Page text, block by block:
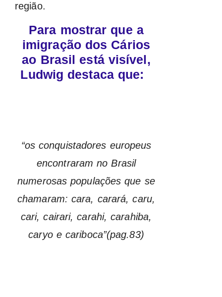
região.
Para mostrar que a
imigração dos Cários
ao Brasil está visível,
Ludwig destaca que:
“os conquistadores europeus
encontraram no Brasil
numerosas populações que se
chamaram: cara, carará, caru,
cari, cairari, carahi, carahiba,
caryo e cariboca”(pag.83)